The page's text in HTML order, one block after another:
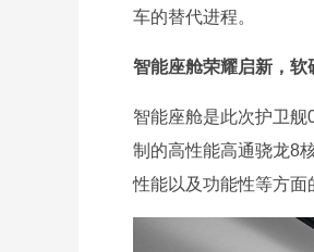
车的替代进程。
智能座舱荣耀启新，
智能座舱是此次护卫
制的高性能高通骁龙8
性能以及功能性等方面